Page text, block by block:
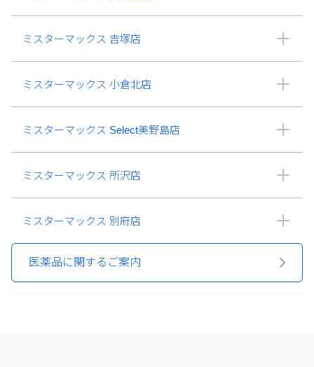
ミスターマックス 吉塚店
ミスターマックス 小倉北店
ミスターマックス Select美野島店
ミスターマックス 所沢店
ミスターマックス 別府店
医薬品に関するご案内